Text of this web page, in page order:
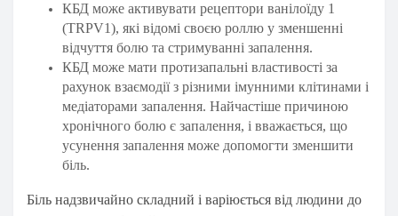
КБД може активувати рецептори ванілоїду 1
(TRPV1), які відомі своєю роллю у зменшенні
відчуття болю та стримуванні запалення.
КБД може мати протизапальні властивості за
рахунок взаємодії з різними імунними клітинами і
медіаторами запалення. Найчастіше причиною
хронічного болю є запалення, і вважається, що
усунення запалення може допомогти зменшити
біль.
Біль надзвичайно складний і варіюється від людини до